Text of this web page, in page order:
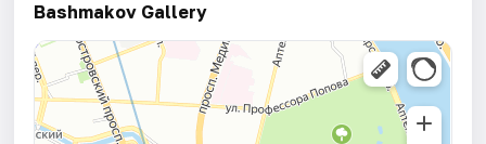
Bashmakov Gallery